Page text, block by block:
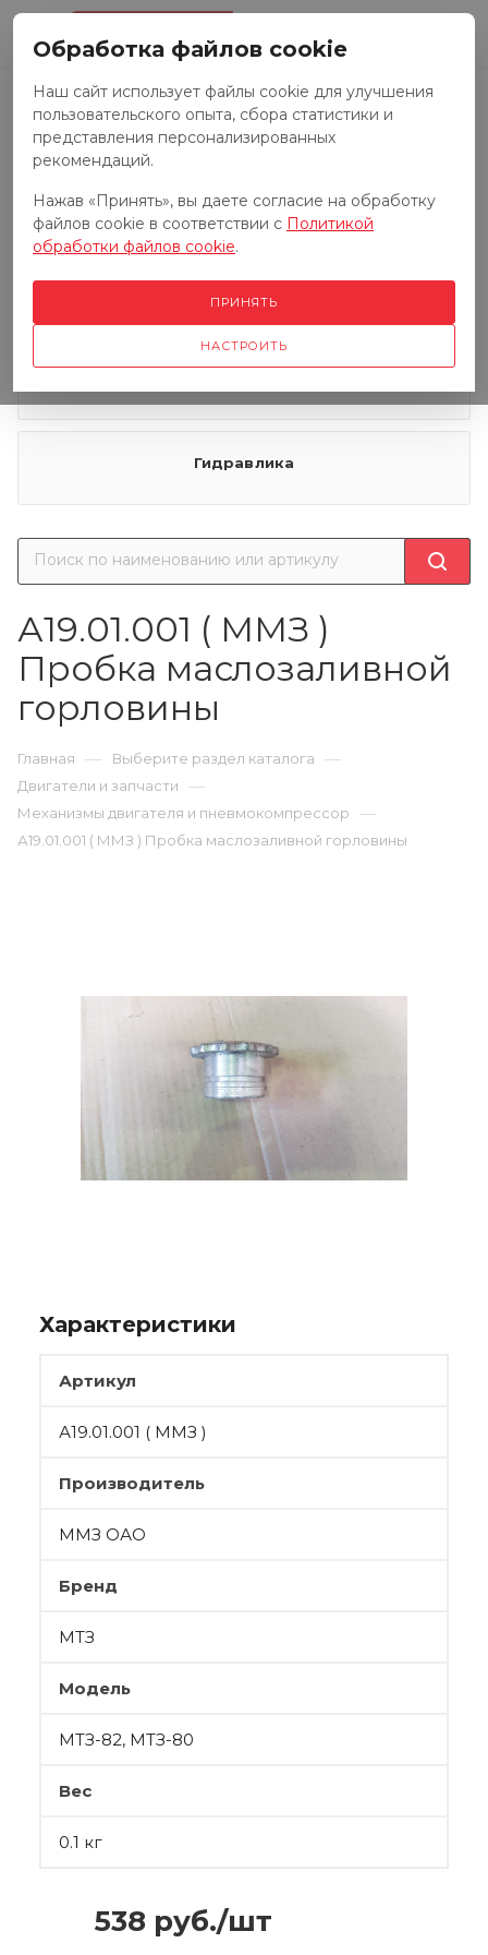
Запчасти к тракторам
Запчасти к грузовым автомобилям
Гидравлика
А19.01.001 ( ММЗ )
Пробка маслозаливной
горловины
Главная — Выберите раздел каталога —
Двигатели и запчасти —
Механизмы двигателя и пневмокомпрессор —
А19.01.001 ( ММЗ ) Пробка маслозаливной горловины
Характеристики
Артикул
А19.01.001 ( ММЗ )
Производитель
ММЗ ОАО
Бренд
МТЗ
Модель
МТЗ-82, МТЗ-80
Вес
0.1 кг
538 руб./шт
Обработка файлов cookie
Наш сайт использует файлы cookie для улучшения
пользовательского опыта, сбора статистики и
представления персонализированных
рекомендаций.
Нажав «Принять», вы даете согласие на обработку
файлов cookie в соответствии с Политикой
обработки файлов cookie.
НАСТРОИТЬ
ПРИНЯТЬ